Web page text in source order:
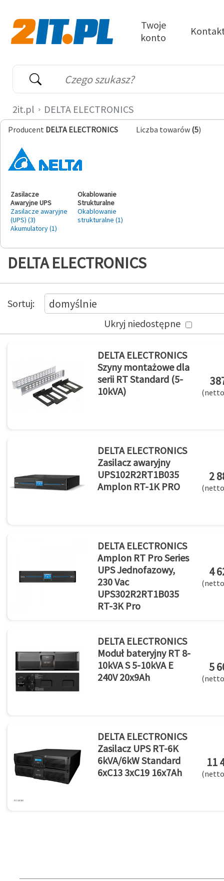
Wyszukiwarka
Słowo kluczowe
Twoje
konto
2it.pl DELTA ELECTRONICS
Producent DELTA ELECTRONICS Liczba towarów (5)
Zasilacze
Awaryjne UPS
Zasilacze awaryjne
(UPS) (3)
Akumulatory (1)
Okablowanie
Strukturalne
Okablowanie
strukturalne (1)
DELTA ELECTRONICS
Przełącz widok
produktów
Sortuj
domyślnie
Ukryj niedostępne
DELTA ELECTRONICS
Szyny montażowe dla
serii RT Standard (5-
10kVA)
2
DELTA ELECTRONICS
Zasilacz awaryjny
UPS102R2RT1B035
Amplon RT-1K PRO
4
DELTA ELECTRONICS
Amplon RT Pro Series
UPS Jednofazowy,
230 Vac
UPS302R2RT1B035
RT-3K Pro
5
DELTA ELECTRONICS
Moduł bateryjny RT 8-
10kVA S 5-10kVA E
240V 20x9Ah
11
DELTA ELECTRONICS
Zasilacz UPS RT-6K
6kVA/6kW Standard
6xC13 3xC19 16x7Ah